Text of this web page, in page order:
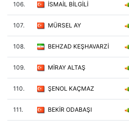
106. İSMAİL BİLGİLİ
107. MÜRSEL AY
108. BEHZAD KEŞHAVARZİ
109. MİRAY ALTAŞ
110. ŞENOL KAÇMAZ
111. BEKİR ODABAŞI